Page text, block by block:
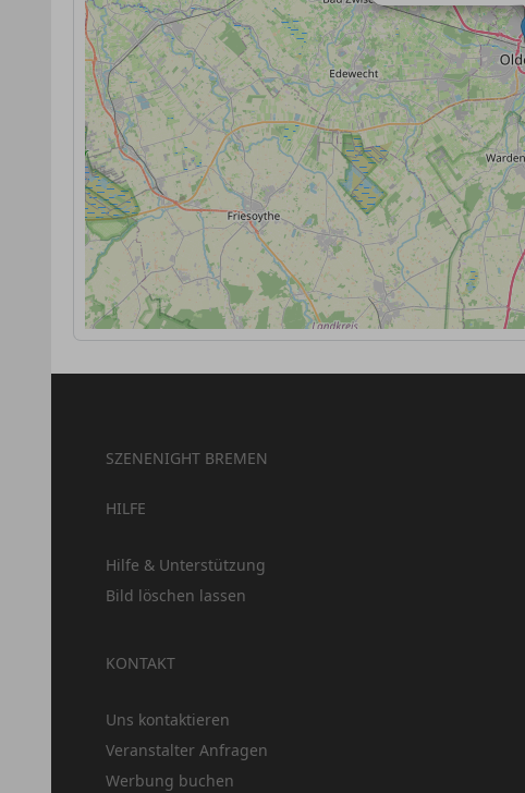
SZENENIGHT BREMEN
HILFE
Hilfe & Unterstützung
Bild löschen lassen
KONTAKT
Uns kontaktieren
Veranstalter Anfragen
Werbung buchen